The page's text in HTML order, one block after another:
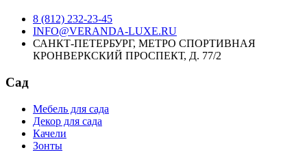
8 (812) 232-23-45
INFO@VERANDA-LUXE.RU
САНКТ-ПЕТЕРБУРГ, МЕТРО СПОРТИВНАЯ
КРОНВЕРКСКИЙ ПРОСПЕКТ, Д. 77/2
Сад
Мебель для сада
Декор для сада
Качели
Зонты